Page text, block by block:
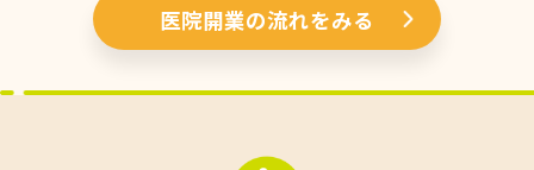
医院開業の流れをみる